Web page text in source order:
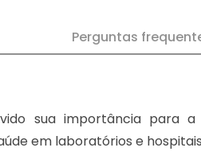
Perguntas
sua importância para
em laboratórios e